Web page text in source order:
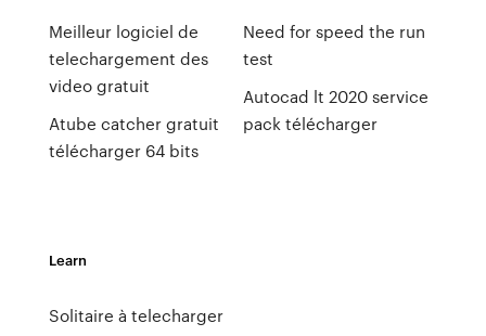
Meilleur logiciel de
telechargement des
video gratuit
Atube catcher gratuit
télécharger 64 bits
Need for speed the run
test
Autocad lt 2020 service
pack télécharger
Learn
Solitaire à telecharger